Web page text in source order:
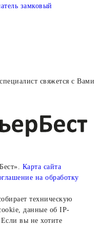
замковый
свяжется с Вами
Карта сайта
на обработку
техническую
данные об IP-
вы не хотите